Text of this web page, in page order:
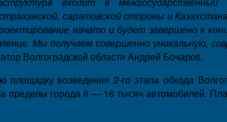
саратовской стороны и
начато и будет завершено к
Мы получаем совершенно уникальную,
Волгоградской области Андрей Бочаров.
площадку возведения 2-го этапа обхода
города 8 — 16 тысяч автомобилей.